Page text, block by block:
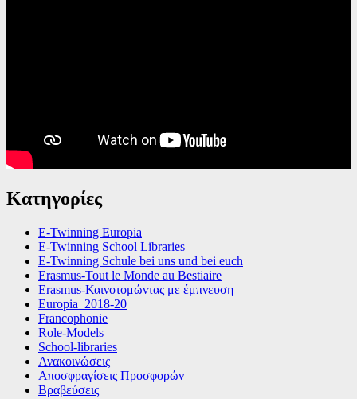
Κατηγορίες
E-Twinning Europia
E-Twinning School Libraries
E-Twinning Schule bei uns und bei euch
Erasmus-Tout le Monde au Bestiaire
Erasmus-Καινοτομώντας με έμπνευση
Europia_2018-20
Francophonie
Role-Models
School-libraries
Ανακοινώσεις
Αποσφραγίσεις Προσφορών
Βραβεύσεις